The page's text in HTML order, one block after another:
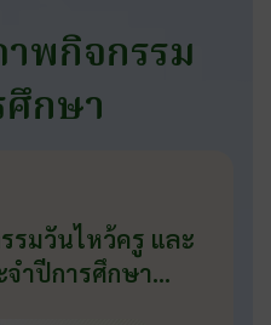
พกิจกรรม
กษา
รรมวันไหว้ครู และ
ำปีการศึกษา